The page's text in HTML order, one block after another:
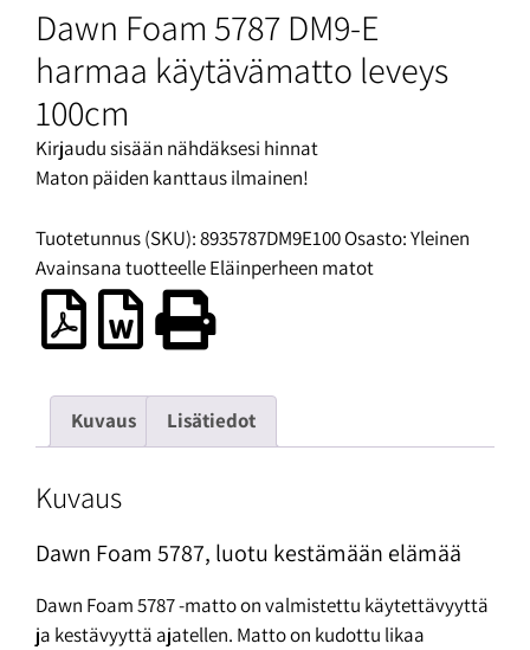
Dawn Foam 5787 DM9-E
harmaa käytävämatto leveys
100cm
Kirjaudu sisään nähdäksesi hinnat
Maton päiden kanttaus ilmainen!
Tuotetunnus (SKU):8935787DM9E100Osasto:Yleinen
Avainsana tuotteelleEläinperheen matot
Kuvaus Lisätiedot
Kuvaus
Dawn Foam 5787, luotu kestämään elämää
Dawn Foam 5787 -matto on valmistettu käytettävyyttä
ja kestävyyttä ajatellen. Matto on kudottu likaa